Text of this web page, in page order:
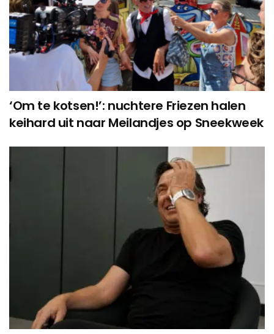
‘Om te kotsen!’: nuchtere Friezen halen
keihard uit naar Meilandjes op Sneekweek